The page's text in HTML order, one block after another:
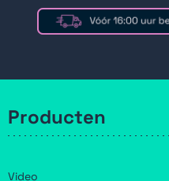
Producten
Video